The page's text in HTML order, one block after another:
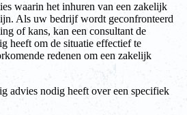
waarin het inhuren van een zakelijk
Als uw bedrijf wordt geconfronteerd
of kans, kan een consultant de
heeft om de situatie effectief te
redenen om een zakelijk
advies nodig heeft over een specifiek